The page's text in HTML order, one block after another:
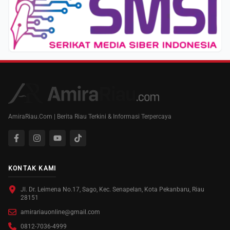
AmiraRiau.Com | Berita Riau Terkini & Informasi Terpercaya
KONTAK KAMI
Jl. Dr. Leimena No.17, Sago, Kec. Senapelan, Kota Pekanbaru, Riau
28151
amirariauonline@gmail.com
0812-7036-4999